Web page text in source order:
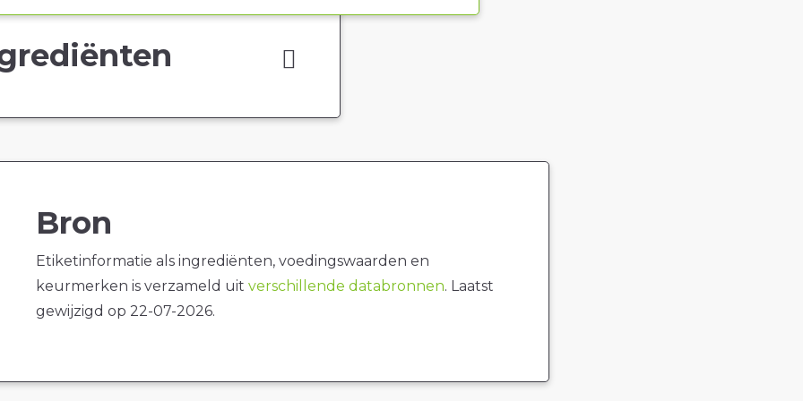
Bron
Etiketinformatie als ingrediënten, voedingswaarden en
keurmerken is verzameld uit verschillende databronnen. Laatst
gewijzigd op 22-07-2026.